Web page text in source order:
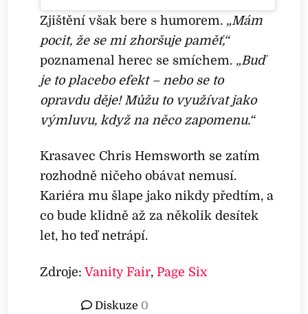
Zjištění však bere s humorem. „Mám
pocit, že se mi zhoršuje paměť,“
poznamenal herec se smíchem. „Buď
je to placebo efekt – nebo se to
opravdu děje! Můžu to využívat jako
výmluvu, když na něco zapomenu.“
Krasavec Chris Hemsworth se zatím
rozhodně ničeho obávat nemusí.
Kariéra mu šlape jako nikdy předtím, a
co bude klidně až za několik desítek
let, ho teď netrápí.
Zdroje:Vanity Fair,Page Six
Diskuze 0